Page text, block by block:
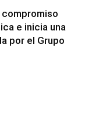
e inicia una
por el Grupo